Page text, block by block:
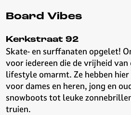
Board Vibes
Kerkstraat 92
Skate- en surffanaten opgelet!
voor iedereen die de vrijheid van
lifestyle omarmt. Ze hebben
voor dames en heren, jong en
snowboots tot leuke
truien.